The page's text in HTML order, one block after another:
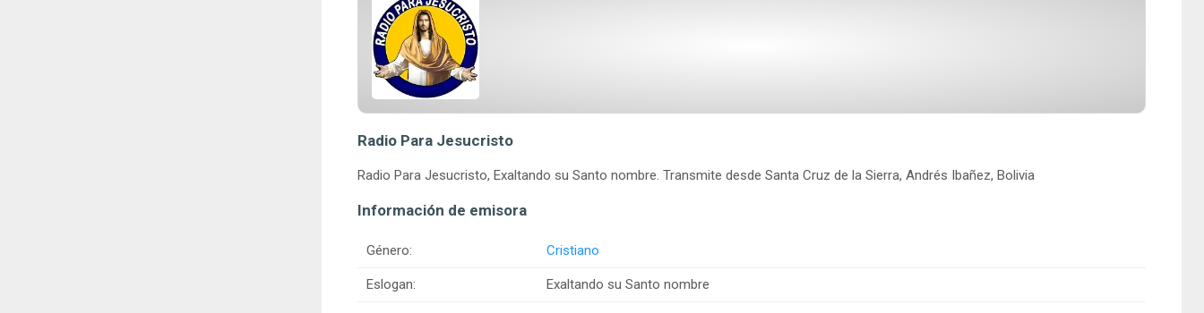
Radio Para Jesucristo
Radio Para Jesucristo, Exaltando su Santo nombre. Transmite desde Santa Cruz de la Sierra, Andrés Ibañez, Bolivia
Información de emisora
Género: Cristiano
Eslogan: Exaltando su Santo nombre